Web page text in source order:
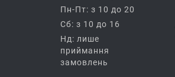
Пн-Пт: з 10 до 20
Сб: з 10 до 16
Нд: лише
приймання
замовлень